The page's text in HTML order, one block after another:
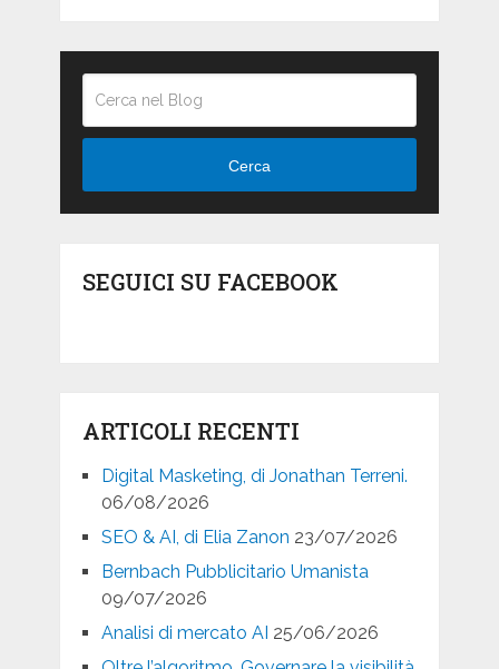
Cerca
SEGUICI SU FACEBOOK
ARTICOLI RECENTI
Digital Masketing, di Jonathan Terreni.
06/08/2026
SEO & AI, di Elia Zanon 23/07/2026
Bernbach Pubblicitario Umanista
09/07/2026
Analisi di mercato AI 25/06/2026